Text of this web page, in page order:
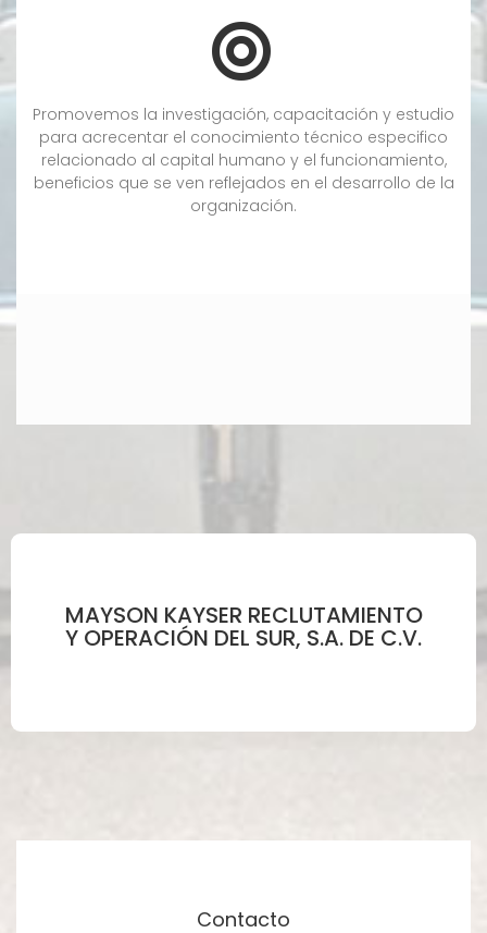
Promovemos la investigación, capacitación y estudio
para acrecentar el conocimiento técnico especifico
relacionado al capital humano y el funcionamiento,
beneficios que se ven reflejados en el desarrollo de la
organización.
MAYSON KAYSER RECLUTAMIENTO
Y OPERACIÓN DEL SUR, S.A. DE C.V.
Contacto